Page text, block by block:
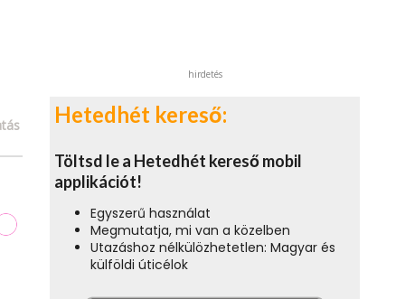
hirdetés
Hetedhét kereső:
Töltsd le a Hetedhét kereső mobil
applikációt!
Egyszerű használat
Megmutatja, mi van a közelben
Utazáshoz nélkülözhetetlen: Magyar és
külföldi úticélok